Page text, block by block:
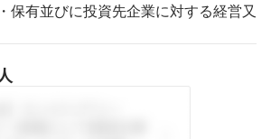
保有並びに投資先企業に対する経営又